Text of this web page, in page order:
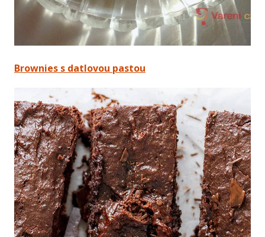
Brownies s datlovou pastou